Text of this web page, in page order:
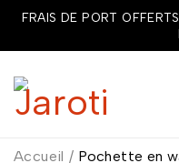
FRAIS DE PORT
Accueil / Pochette en